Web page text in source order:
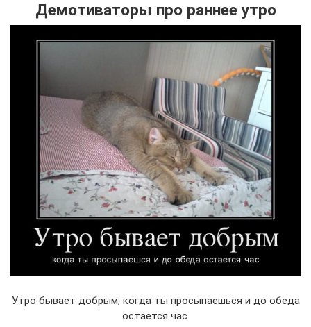
Демотиваторы про раннее утро
Утро бывает добрым, когда ты просыпаешься и до обеда
остается час.